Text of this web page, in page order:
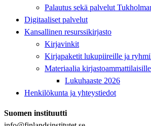
Palautus sekä palvelut
Digitaaliset palvelut
Kansallinen resurssikirjasto
Kirjavinkit
Kirjapaketit lukupiireille ja
Materiaalia
Lukuhaaste 2026
Henkilökunta ja yhteystiedot
Suomen instituutti